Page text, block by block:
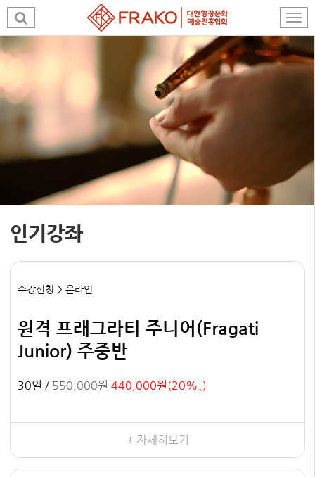
인기강좌
수강신청 > 온라인
원격 프래그라티 주니어(Fragati
Junior) 주중반
30일 / 550,000원440,000원(20%↓)
+ 자세히보기